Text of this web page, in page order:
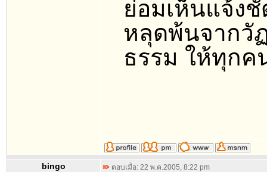
ย่อมเห็นแจ้ง
หลุดพ้นจากวั
ธรรม ให้ทุกค
bingo ตอบเมื่อ: 22 พ.ค.2005, 8:22 pm